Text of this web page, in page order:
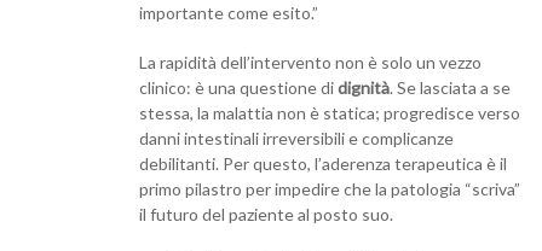
importante come esito.”
La rapidità dell’intervento non è solo un vezzo
clinico: è una questione didignità. Se lasciata a se
stessa, la malattia non è statica; progredisce verso
danni intestinali irreversibili e complicanze
debilitanti. Per questo, l’aderenza terapeutica è il
primo pilastro per impedire che la patologia “scriva”
il futuro del paziente al posto suo.